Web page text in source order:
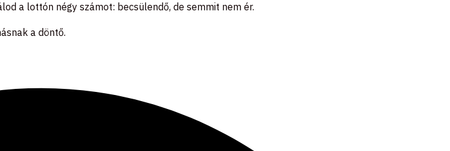
a lottón négy számot: becsülendő, de semmit nem ér.
a döntő.